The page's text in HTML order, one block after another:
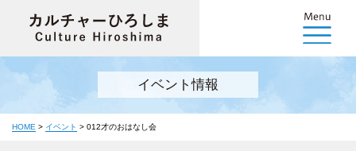
イベント情報
HOME > イベント > 012才のおはなし会